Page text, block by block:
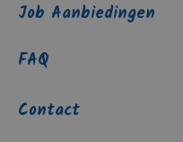
Job Aanbiedingen
FAQ
Contact